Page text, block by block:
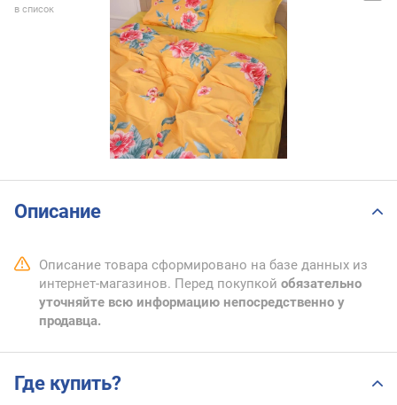
в список
Описание
Описание товара сформировано на базе данных из
интернет-магазинов. Перед покупкой обязательно
уточняйте всю информацию непосредственно у
продавца.
Где купить?